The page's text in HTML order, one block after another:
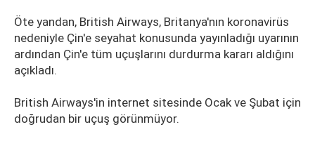
Öte yandan, British Airways, Britanya'nın koronavirüs
nedeniyle Çin'e seyahat konusunda yayınladığı uyarının
ardından Çin'e tüm uçuşlarını durdurma kararı aldığını
açıkladı.
British Airways'in internet sitesinde Ocak ve Şubat için
doğrudan bir uçuş görünmüyor.